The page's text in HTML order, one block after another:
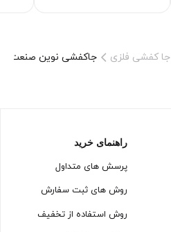
جا کفشی فلزی جاکفشی نوین صنعت مدل
راهنمای خرید
پرسش های متداول
روش های ثبت سفارش
روش استفاده از تخفیف